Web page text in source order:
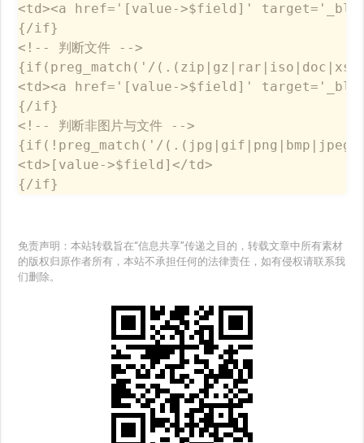
<td><a href='[value->$field]'
{/if}
<!-- 判断文件 -->
{if(preg_match('/
<td><a href='[value->$field]'
{/if}
<!-- 判断非图片与文件 -->
{if(!preg_match('/
<td>[value->$field]</td>
{/if}
免责声明：本站转载旨在“信息共享”传递之目的，转载文章中所有素材
的版权归原作者所有，本站不承担任何的法律责任，如有侵权请联系我
们删除。